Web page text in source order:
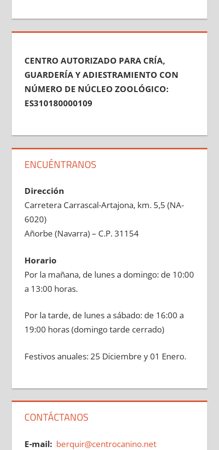
CENTRO AUTORIZADO PARA CRÍA,
GUARDERÍA Y ADIESTRAMIENTO CON
NÚMERO DE NÚCLEO ZOOLÓGICO:
ES310180000109
ENCUÉNTRANOS
Dirección
Carretera Carrascal-Artajona, km. 5,5 (NA-
6020)
Añorbe (Navarra) – C.P. 31154
Horario
Por la mañana, de lunes a domingo: de 10:00
a 13:00 horas.
Por la tarde, de lunes a sábado: de 16:00 a
19:00 horas (domingo tarde cerrado)
Festivos anuales: 25 Diciembre y 01 Enero.
CONTÁCTANOS
E-mail: berquir@centrocanino.net